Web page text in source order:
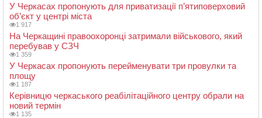
У Черкасах пропонують для приватизації п’ятиповерховий
об’єкт у центрі міста
1 917
На Черкащині правоохоронці затримали військового, який
перебував у СЗЧ
1 359
У Черкасах пропонують перейменувати три провулки та
площу
1 187
Керівницю черкаського реабілітаційного центру обрали на
новий термін
1 135